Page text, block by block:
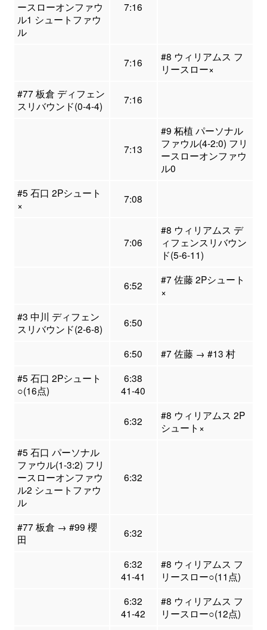
ースローオンファウ
ル1 シュートファウ
ル
7:16
7:16
#8 ウィリアムス フ
リースロー×
#77 板倉 ディフェン
スリバウンド(0-4-4)
7:16
7:13
#9 柘植 パーソナル
ファウル(4-2:0) フリ
ースローオンファウ
ル0
#5 石口 2Pシュート
×
7:08
7:06
#8 ウィリアムス デ
ィフェンスリバウン
ド(5-6-11)
6:52
#7 佐藤 2Pシュート
×
#3 中川 ディフェン
スリバウンド(2-6-8)
6:50
6:50
#7 佐藤 → #13 村
#5 石口 2Pシュート
○(16点)
6:38
41-40
6:32
#8 ウィリアムス 2P
シュート×
#5 石口 パーソナル
ファウル(1-3:2) フリ
ースローオンファウ
ル2 シュートファウ
ル
6:32
#77 板倉 → #99 櫻
田
6:32
6:32
41-41
#8 ウィリアムス フ
リースロー○(11点)
6:32
41-42
#8 ウィリアムス フ
リースロー○(12点)